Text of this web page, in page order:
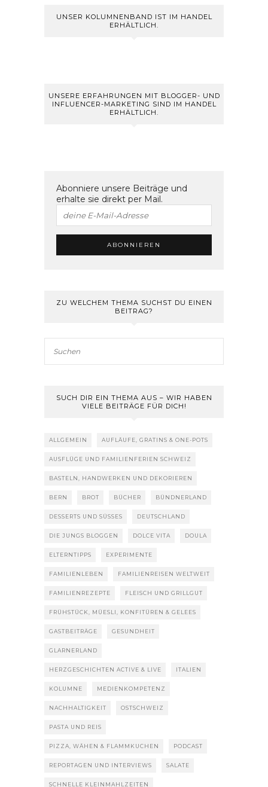
UNSER KOLUMNENBAND IST IM HANDEL
ERHÄLTLICH.
UNSERE ERFAHRUNGEN MIT BLOGGER- UND
INFLUENCER-MARKETING SIND IM HANDEL
ERHÄLTLICH.
Abonniere unsere Beiträge und
erhalte sie direkt per Mail.
ZU WELCHEM THEMA SUCHST DU EINEN
BEITRAG?
SUCH DIR EIN THEMA AUS – WIR HABEN
VIELE BEITRÄGE FÜR DICH!
ALLGEMEIN AUFLÄUFE, GRATINS & ONE-POTS
AUSFLÜGE UND FAMILIENFERIEN SCHWEIZ
BASTELN, HANDWERKEN UND DEKORIEREN
BERN BROT BÜCHER BÜNDNERLAND
DESSERTS UND SÜSSES DEUTSCHLAND
DIE JUNGS BLOGGEN DOLCE VITA DOULA
ELTERNTIPPS EXPERIMENTE
FAMILIENLEBEN FAMILIENREISEN WELTWEIT
FAMILIENREZEPTE FLEISCH UND GRILLGUT
FRÜHSTÜCK, MÜESLI, KONFITÜREN & GELEES
GASTBEITRÄGE GESUNDHEIT
GLARNERLAND
HERZGESCHICHTEN ACTIVE & LIVE ITALIEN
KOLUMNE MEDIENKOMPETENZ
NACHHALTIGKEIT OSTSCHWEIZ
PASTA UND REIS
PIZZA, WÄHEN & FLAMMKUCHEN PODCAST
REPORTAGEN UND INTERVIEWS SALATE
SCHNELLE KLEINMAHLZEITEN